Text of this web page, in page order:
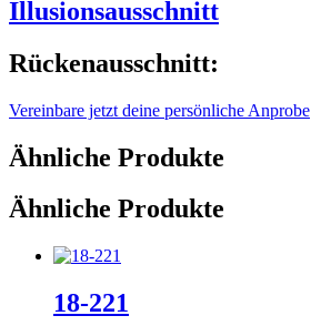
Illusionsausschnitt
Rückenausschnitt:
Vereinbare jetzt deine persönliche Anprobe
Ähnliche Produkte
Ähnliche Produkte
18-221